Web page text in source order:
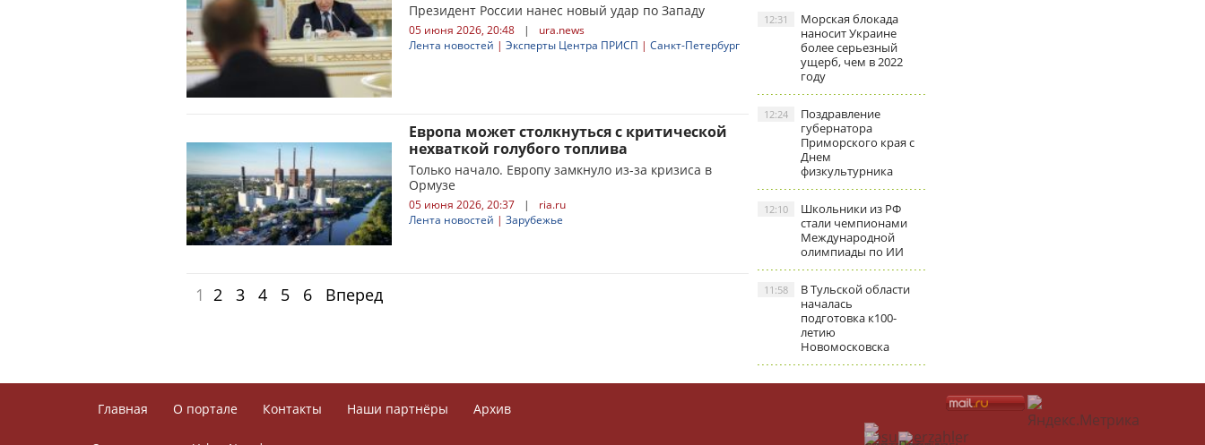
Президент России нанес новый удар по Западу
05 июня 2026, 20:48 |
ura.news
Лента новостей | Эксперты Центра ПРИСП | Санкт-Петербург
Европа может столкнуться с критической
нехваткой голубого топлива
Только начало. Европу замкнуло из-за кризиса в
Ормузе
05 июня 2026, 20:37 |
ria.ru
Лента новостей | Зарубежье
1 2 3 4 5 6 Вперед
Морская блокада
наносит Украине
более серьезный
ущерб, чем в 2022
году
12:31
Поздравление
губернатора
Приморского края с
Днем
физкультурника
12:24
Школьники из РФ
стали чемпионами
Международной
олимпиады по ИИ
12:10
В Тульской области
началась
подготовка к100-
летию
Новомосковска
11:58
Главная О портале Контакты Наши партнёры Архив